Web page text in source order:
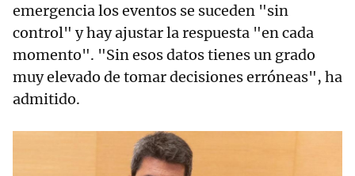
emergencia los eventos se suceden "sin
control" y hay ajustar la respuesta "en cada
momento". "Sin esos datos tienes un grado
muy elevado de tomar decisiones erróneas", ha
admitido.